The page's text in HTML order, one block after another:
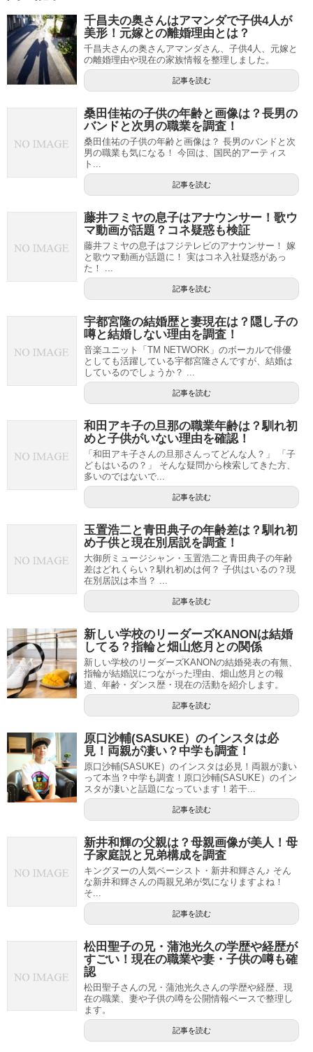
千昌夫の奥さんはアマンダで子供4人が
美形！元嫁との離婚理由とは？
千昌夫さんの奥さんアマンダさん、子供4人、元嫁と
の離婚理由や現在の家族情報を整理しました。
記事を読む
桑田佳祐の子供の年齢と画像は？長男の
バンドと次男の職業を調査！
桑田佳祐の子供の年齢と画像は？ 長男のバンドと次
男の職業も気になる！ 今回は、国民的アーティス
ト...
記事を読む
藤井フミヤの息子はアナウンサー！歌ウ
マ動画が話題？コネ疑惑も検証
藤井フミヤの息子はフジテレビのアナウンサー！ 嫁
と歌ウマ動画が話題に！ 実はコネ入社疑惑があっ
た！ ...
記事を読む
宇都宮隆の結婚歴と妻現在は？隠し子の
噂と結婚しない理由を調査！
音楽ユニット「TM NETWORK」のボーカルで俳優
としても活躍している宇都宮隆さんですが、結婚は
しているのでしょうか？ ...
記事を読む
和田アキ子の旦那の職業年齢は？馴れ初
めと子供がいない理由を確認！
「和田アキ子さんの旦那さんってどんな人？」 「子
どもはいるの？」 そんな疑問から検索してきた方、
多いのではないで...
記事を読む
玉置浩二と青田典子の年齢差は？馴れ初
め子供と現在別居説を調査！
大御所ミュージシャン・玉置浩二と青田典子の年齢
差はどれくらい？馴れ初めは何？ 子供はいるの？現
在別居説は本当？ ...
記事を読む
新しい学校のリーダーズKANONは結婚
してる？指輪と畑山悠月との関係
新しい学校のリーダーズKANONの結婚発表の有無、
指輪が結婚説につながった理由、畑山悠月との報
道、年齢・ダンス歴・現在の活動を紹介します。
記事を読む
原口沙輔(SASUKE）のインスタは必
見！両親が凄い？中学も調査！
原口沙輔(SASUKE）のインスタは必見！両親が凄い
って本当？中学も調査！原口沙輔(SASUKE）のイン
スタが凄いと話題になっています！若干...
記事を読む
新井和輝の父親は？母親画像が美人！母
子家庭説と兄弟構成を調査
キングヌーの人気ベーシスト・新井和輝さん♪ そん
な新井和輝さんの両親兄弟が気になりますよね！
そ...
記事を読む
松田聖子の兄・蒲池光久の学歴や経歴が
すごい！現在の職業や妻・子供の噂も確
認
松田聖子さんの兄・蒲池光久さんの学歴や経歴、現
在の職業、妻や子供の噂を公開情報ベースで整理し
ます。
記事を読む